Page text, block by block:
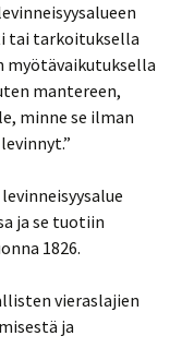
tai tarkoituksella
myötävaikutuksella
mantereen,
minne se ilman
ja se tuotiin
1826.
vieraslajien
ja